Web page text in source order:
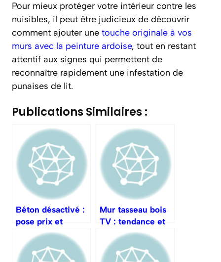
Pour mieux protéger votre intérieur contre les
nuisibles, il peut être judicieux de découvrir
comment ajouter une touche originale à vos
murs avec la peinture ardoise, tout en restant
attentif aux signes qui permettent de
reconnaître rapidement une infestation de
punaises de lit.
Publications Similaires :
Béton désactivé :
pose prix et
entretien
Mur tasseau bois
TV : tendance et
installation facile